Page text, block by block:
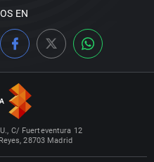
EN
C/ Fuerteventura 12
28703 Madrid